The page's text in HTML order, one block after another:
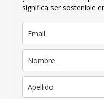
significa ser sostenible